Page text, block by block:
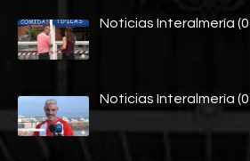
Noticias Interalmería
Noticias Interalmería